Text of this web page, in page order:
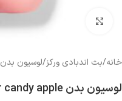
بزرگنمایی تصویر
خانه/بث اندبادی ورکز/لوسیون بدن
لوسیون بدن winter candy apple